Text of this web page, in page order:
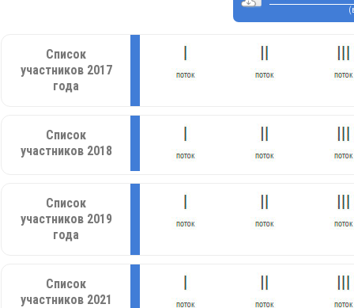
Список
участников 2017
года
Список
участников 2018
Список
участников 2019
года
Список
участников 2021